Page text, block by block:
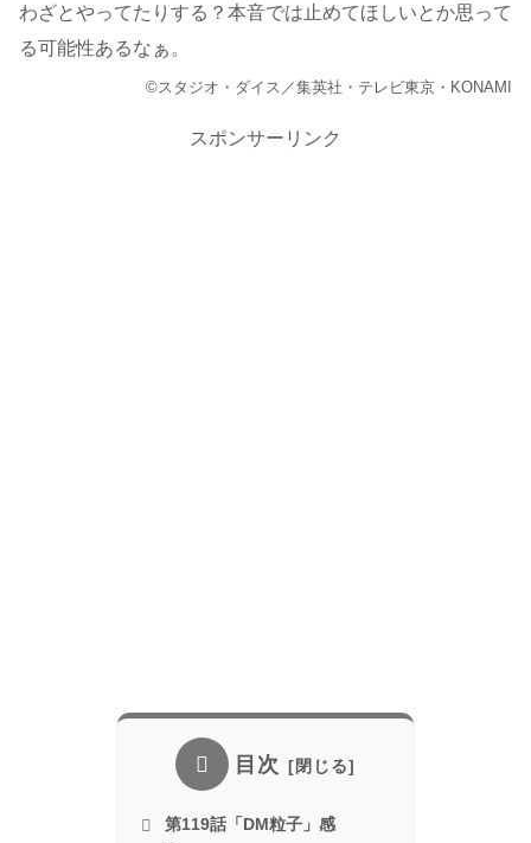
わざとやってたりする？本音では止めてほしいとか思って
る可能性あるなぁ。
©スタジオ・ダイス／集英社・テレビ東京・KONAMI
スポンサーリンク
目次
第119話「DM粒子」感